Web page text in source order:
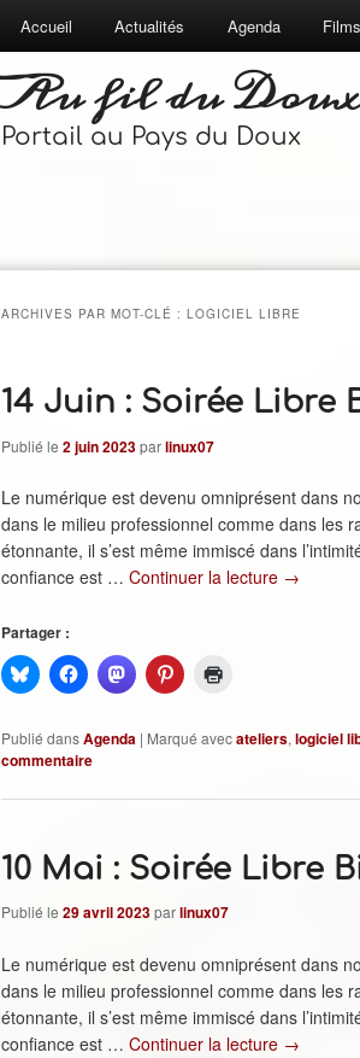
Au fil du
Portail au Pays du Doux
Accueil Actualités Agenda Films
ARCHIVES PAR MOT-CLÉ : LOGICIEL LIBRE
14 Juin : Soirée Libre
Publié le 2 juin 2023parlinux07
Le numérique est devenu omniprésent dans
dans le milieu professionnel comme dans les
étonnante, il s’est même immiscé dans
confiance est … Continuer la lecture →
Partager :
Publié dansAgenda | Marqué avecateliers, logiciel
commentaire
10 Mai : Soirée Libre
Publié le 29 avril 2023parlinux07
Le numérique est devenu omniprésent dans
dans le milieu professionnel comme dans les
étonnante, il s’est même immiscé dans
confiance est … Continuer la lecture →